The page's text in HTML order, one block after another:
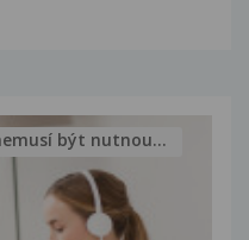
být nutnou...